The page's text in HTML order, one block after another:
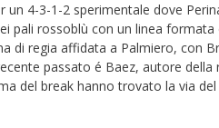
4-3-1-2 sperimentale dove
pali rossoblù con un linea formata
di regia affidata a Palmiero, con
passato é Baez, autore della
del break hanno trovato la via